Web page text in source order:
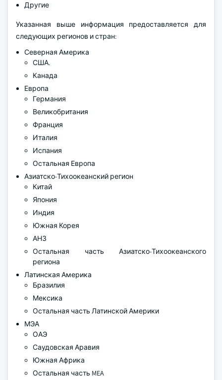
Другие
Указанная выше информация предоставляется для
следующих регионов и стран:
Северная Америка
США.
Канада
Европа
Германия
Великобритания
Франция
Италия
Испания
Остальная Европа
Азиатско-Тихоокеанский регион
Китай
Япония
Индия
Южная Корея
АНЗ
Остальная часть Азиатско-Тихоокеанского
региона
Латинская Америка
Бразилия
Мексика
Остальная часть Латинской Америки
МЭА
ОАЭ
Саудовская Аравия
Южная Африка
Остальная часть MEA